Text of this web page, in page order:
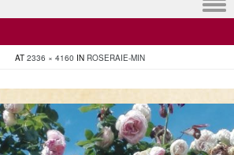
AT 2336 × 4160 IN ROSERAIE-MIN